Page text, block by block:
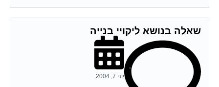
שאלה בנושא ליקויי בנייה
יוני 7, 2004